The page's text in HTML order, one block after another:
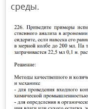
среды.